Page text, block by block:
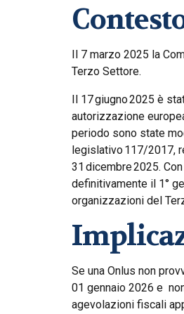
Il 7 marzo 2025 la
Terzo Settore.
Il 17 giugno 2025 è
autorizzazione
periodo sono state
legislativo 117/2017,
31 dicembre 2025.
definitivamente il 1°
organizzazioni del
Se una Onlus non
01 gennaio 2026 e
agevolazioni fiscali